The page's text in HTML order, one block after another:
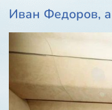
Иван Федоров,